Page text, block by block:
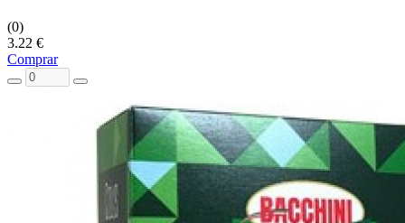
(0)
3.22 €
Comprar